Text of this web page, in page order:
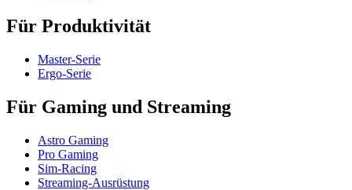
Für Produktivität
Master-Serie
Ergo-Serie
Für Gaming und Streaming
Astro Gaming
Pro Gaming
Sim-Racing
Streaming-Ausrüstung